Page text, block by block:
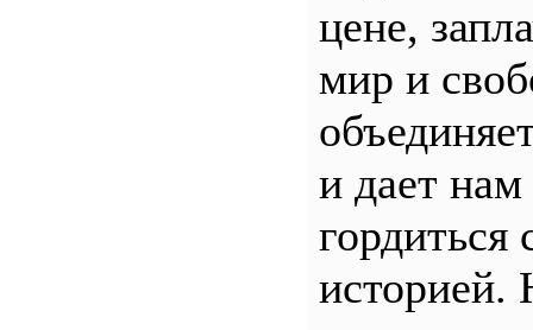
цене,
мир и
и дает
гордиться